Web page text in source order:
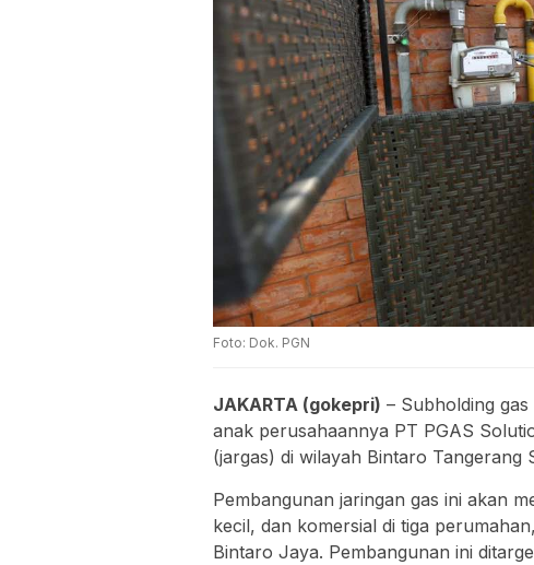
Foto: Dok. PGN
JAKARTA (gokepri) – Subholding
anak perusahaannya PT PGAS
(jargas) di wilayah Bintaro Tangerang
Pembangunan jaringan gas ini akan
kecil, dan komersial di tiga
Bintaro Jaya. Pembangunan ini